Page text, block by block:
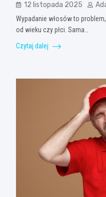
12 listopada 2025
Wypadanie włosów to
od wieku czy płci. Sama…
Czytaj dalej